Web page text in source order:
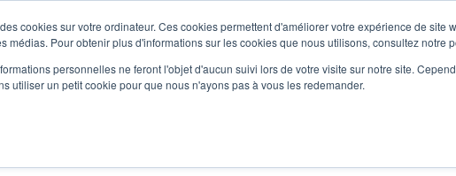
cookies sur votre ordinateur. Ces cookies permettent d'améliorer votre expérience de
médias. Pour obtenir plus d'informations sur les cookies que nous utilisons, consultez notre
personnelles ne feront l'objet d'aucun suivi lors de votre visite sur notre site.
utiliser un petit cookie pour que nous n'ayons pas à vous les redemander.
Le podcast L'infolettre